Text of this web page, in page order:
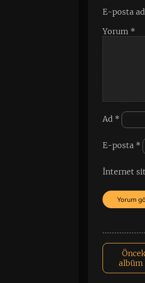
E-posta
Yorum *
Ad *
E-posta *
İnternet
albüm